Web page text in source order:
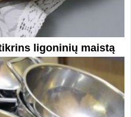
ligoninių maistą